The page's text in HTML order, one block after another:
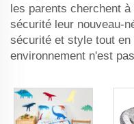
les parents cherchent
sécurité leur nouveau-
sécurité et style tout
environnement n'est